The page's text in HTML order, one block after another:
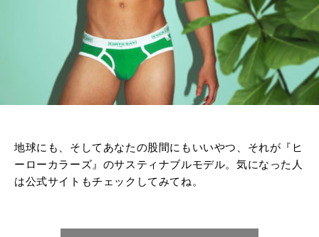
地球にも、そしてあなたの股間にもいいやつ、それが『ヒ
ーローカラーズ』のサスティナブルモデル。気になった人
は公式サイトもチェックしてみてね。